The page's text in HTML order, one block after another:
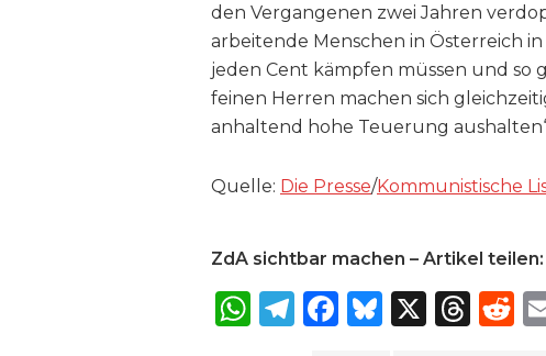
den Vergangenen zwei Jahren
arbeitende Menschen in Österreich
jeden Cent kämpfen müssen und so
feinen Herren machen sich
anhaltend hohe Teuerung
Quelle: Die Presse/Kommunistische
ZdA sichtbar machen – Artikel teilen:
W T
F
B X
T
R